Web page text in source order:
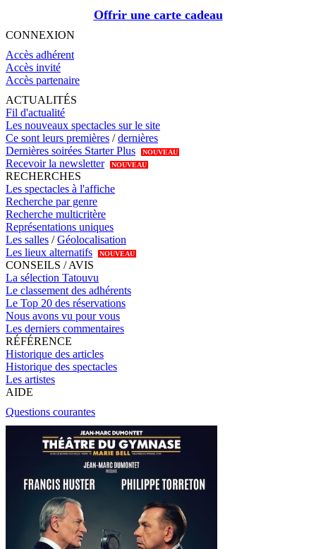
Offrir une carte cadeau
CONNEXION
Accès adhérent
Accès invité
Accès partenaire
ACTUALITÉS
Fil d'actualité
Les nouveaux spectacles sur le site
Ce sont leurs premières /dernières
Dernières soirées Starter Plus
NOUVEAU
Recevoir la newsletter NOUVEAU
RECHERCHES
Les spectacles à l'affiche
Recherche par genre
Recherche multicritère
Représentations uniques
Les salles /Géolocalisation
Les lieux alternatifs
NOUVEAU
CONSEILS / AVIS
La sélection Tatouvu
Le classement des adhérents
Le Top 20 des réservations
Nous avons vu pour vous
Les derniers commentaires
RÉFÉRENCE
Historique des articles
Historique des spectacles
Les artistes
AIDE
Questions courantes